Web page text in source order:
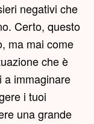
negativi che
Certo, questo
ma mai come
che è
a immaginare
i tuoi
una grande